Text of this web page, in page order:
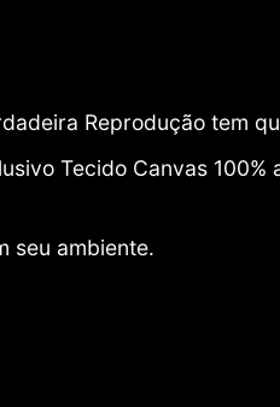
Reprodução tem
Tecido Canvas 100%
seu ambiente.